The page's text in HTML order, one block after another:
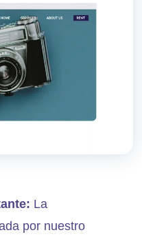
La
por nuestro